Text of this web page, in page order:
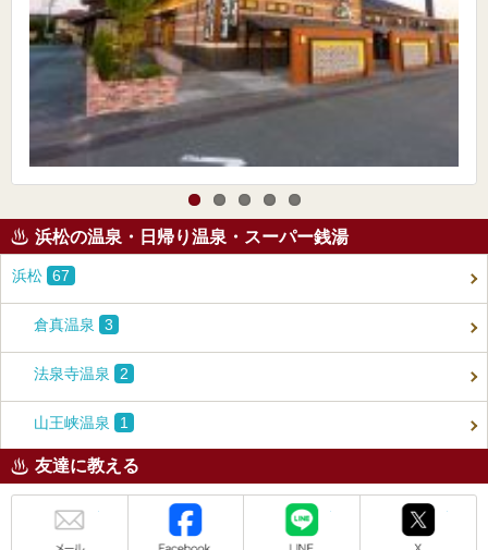
浜松の温泉・日帰り温泉・スーパー銭湯
浜松 67
倉真温泉 3
法泉寺温泉 2
山王峡温泉 1
友達に教える